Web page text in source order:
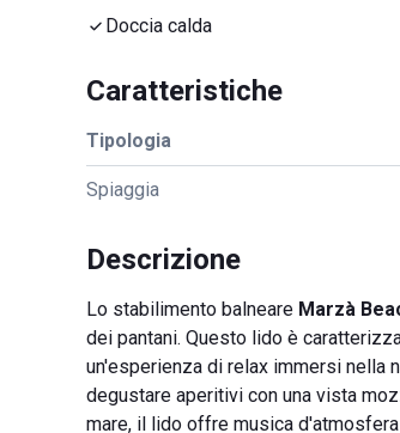
Doccia calda
Caratteristiche
Tipologia
Spiaggia
Descrizione
Lo stabilimento balneare Marzà
dei pantani. Questo lido è
un'esperienza di relax immersi nella
degustare aperitivi con una vista
mare, il lido offre musica